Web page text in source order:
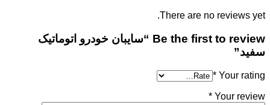
There are no
Be the first to review “سایبان خودرو اتوماتیک
*
*